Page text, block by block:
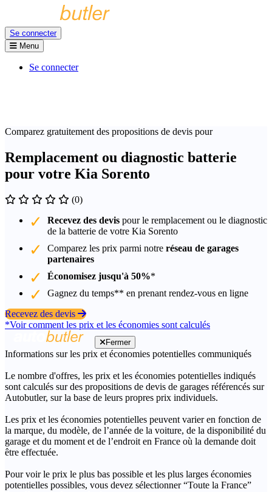
Se connecter
Menu
Se connecter
Comparez gratuitement des propositions de devis pour
Remplacement ou diagnostic batterie
pour votre Kia Sorento
(0)
Recevez des devis pour le remplacement ou le diagnostic
de la batterie de votre Kia Sorento
Comparez les prix parmi notre réseau de garages
partenaires
Économisez jusqu'à 50%*
Gagnez du temps** en prenant rendez-vous en ligne
Recevez des devis
*Voir comment les prix et les économies sont calculés
Fermer
Informations sur les prix et économies potentielles communiqués
Le nombre d'offres, les prix et les économies potentielles indiqués
sont calculés sur des propositions de devis de garages référencés sur
Autobutler, sur la base de leurs propres prix individuels.
Les prix et les économies potentielles peuvent varier en fonction de
la marque, du modèle, de l’année de la voiture, de la disponibilité du
garage et du moment et de l’endroit en France où la demande doit
être effectuée.
Pour voir le prix le plus bas possible et les plus larges économies
potentielles possibles, vous devez sélectionner “Toute la France”